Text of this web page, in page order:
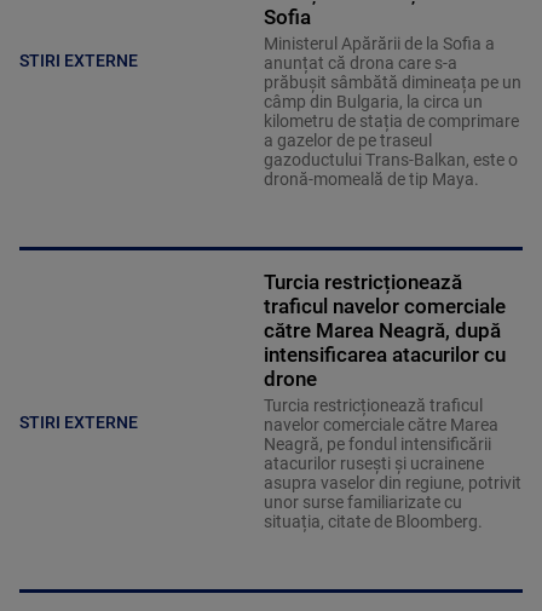
STIRI EXTERNE
Sofia
Ministerul Apărării de la Sofia a
anunțat că drona care s-a
prăbușit sâmbătă dimineața pe un
câmp din Bulgaria, la circa un
kilometru de stația de comprimare
a gazelor de pe traseul
gazoductului Trans-Balkan, este o
dronă-momeală de tip Maya.
STIRI EXTERNE
Turcia restricționează
traficul navelor comerciale
către Marea Neagră, după
intensificarea atacurilor cu
drone
Turcia restricționează traficul
navelor comerciale către Marea
Neagră, pe fondul intensificării
atacurilor rusești și ucrainene
asupra vaselor din regiune, potrivit
unor surse familiarizate cu
situația, citate de Bloomberg.